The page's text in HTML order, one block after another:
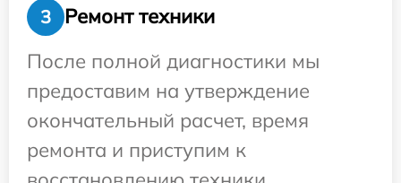
3
Ремонт техники
После полной диагностики мы
предоставим на утверждение
окончательный расчет, время
ремонта и приступим к